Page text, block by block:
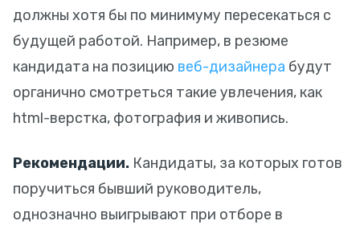
должны хотя бы по минимуму пересекаться с
будущей работой. Например, в резюме
кандидата на позицию веб-дизайнера будут
органично смотреться такие увлечения, как
html-верстка, фотография и живопись.
Рекомендации. Кандидаты, за которых готов
поручиться бывший руководитель,
однозначно выигрывают при отборе в